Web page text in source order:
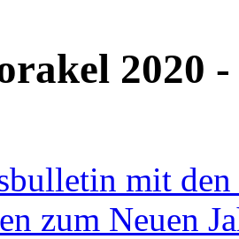
2020
mit den
zum Neuen